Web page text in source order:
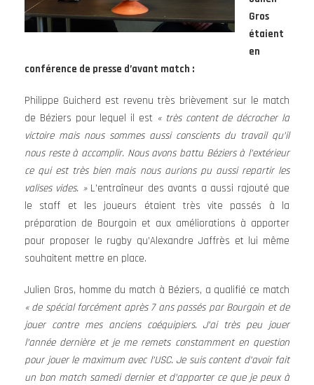
Gros
étaient
en
conférence de presse d’avant match :
Philippe Guicherd est revenu très brièvement sur le match
de Béziers pour lequel il est « très content de décrocher la
victoire mais nous sommes aussi conscients du travail qu’il
nous reste à accomplir. Nous avons battu Béziers à l’extérieur
ce qui est très bien mais nous aurions pu aussi repartir les
valises vides. »L’entraîneur des avants a aussi rajouté que
le staff et les joueurs étaient très vite passés à la
préparation de Bourgoin et aux améliorations à apporter
pour proposer le rugby qu’Alexandre Jaffrès et lui même
souhaitent mettre en place.
Julien Gros, homme du match à Béziers, a qualifié ce match
« de spécial forcément après 7 ans passés par Bourgoin et de
jouer contre mes anciens coéquipiers. J’ai très peu jouer
l’année dernière et je me remets constamment en question
pour jouer le maximum avec l’USC. Je suis content d’avoir fait
un bon match samedi dernier et d’apporter ce que je peux à